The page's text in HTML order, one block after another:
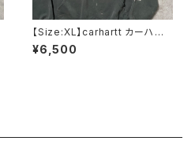
【Size:XL】carhartt カーハー
ト 刺繍企業ロゴ アームプリ
ント グッドダメージ ダークグ
¥6,500